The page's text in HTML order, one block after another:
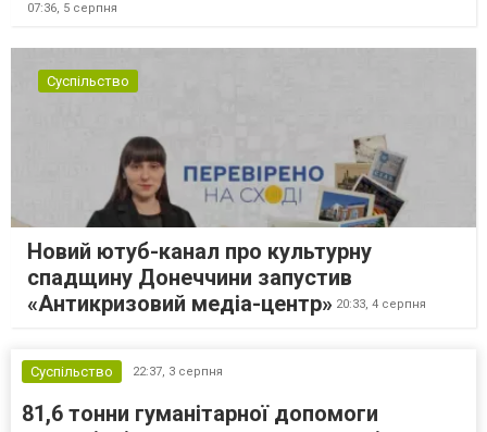
07:36, 5 серпня
Суспільство
Новий ютуб-канал про культурну
спадщину Донеччини запустив
«Антикризовий медіа-центр» 20:33, 4 серпня
Суспільство 22:37, 3 серпня
81,6 тонни гуманітарної допомоги